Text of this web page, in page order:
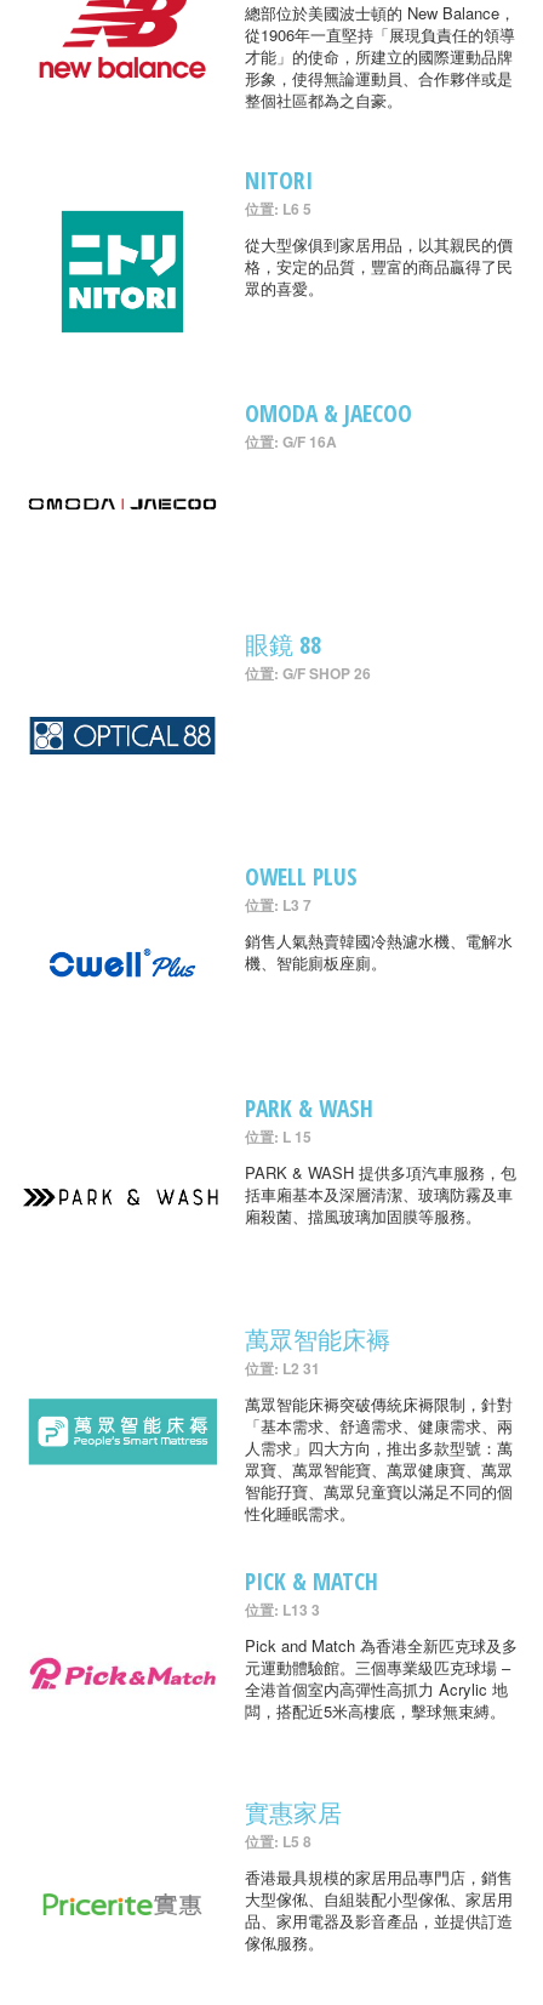
總部位於美國波士頓的 New Balance，
從1906年一直堅持「展現負責任的領導
才能」的使命，所建立的國際運動品牌
形象，使得無論運動員、合作夥伴或是
整個社區都為之自豪。
NITORI
位置: L6 5
從大型傢俱到家居用品，以其親民的價
格，安定的品質，豐富的商品贏得了民
眾的喜愛。
OMODA & JAECOO
位置: G/F 16A
眼鏡 88
位置: G/F SHOP 26
OWELL PLUS
位置: L3 7
銷售人氣熱賣韓國冷熱濾水機、電解水
機、智能廁板座廁。
PARK & WASH
位置: L 15
PARK & WASH 提供多項汽車服務，包
括車廂基本及深層清潔、玻璃防霧及車
廂殺菌、擋風玻璃加固膜等服務。
萬眾智能床褥
位置: L2 31
萬眾智能床褥突破傳統床褥限制，針對
「基本需求、舒適需求、健康需求、兩
人需求」四大方向，推出多款型號：萬
眾寶、萬眾智能寶、萬眾健康寶、萬眾
智能孖寶、萬眾兒童寶以滿足不同的個
性化睡眠需求。
PICK & MATCH
位置: L13 3
Pick and Match 為香港全新匹克球及多
元運動體驗館。三個專業級匹克球場 –
全港首個室内高彈性高抓力 Acrylic 地
闆，搭配近5米高樓底，擊球無束縛。
實惠家居
位置: L5 8
香港最具規模的家居用品專門店，銷售
大型傢俬、自組裝配小型傢俬、家居用
品、家用電器及影音產品，並提供訂造
傢俬服務。